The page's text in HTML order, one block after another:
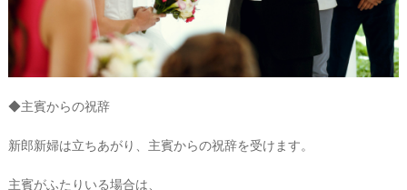
◆主賓からの祝辞
新郎新婦は立ちあがり、主賓からの祝辞を受けます。
主賓がふたりいる場合は、